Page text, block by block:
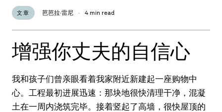
文章 芭芭拉·雷尼 · 4 min read
增强你丈夫的自信心
我和孩子们曾亲眼看着我家附近新建起一座购物中
心。工程最初进展迅速：那块地很快清理干净，混凝
土在一周内浇筑完毕。接着竖起了高墙，很快屋顶的